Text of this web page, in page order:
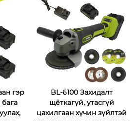
гэр
BL-6100 Захидалт
щёткагүй, утасгүй
цахилгаан хүчин зүйлтэй